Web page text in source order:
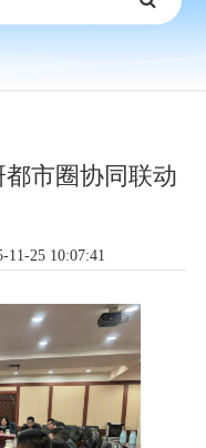
市圈协同联动
11-25 10:07:41